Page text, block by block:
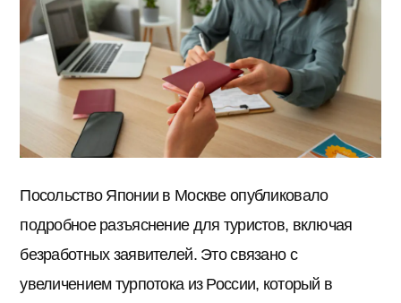
Посольство Японии в Москве опубликовало
подробное разъяснение для туристов, включая
безработных заявителей. Это связано с
увеличением турпотока из России, который в